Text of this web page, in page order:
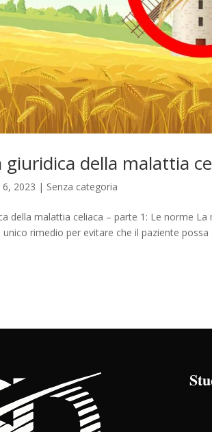
giuridica della malattia
2023 | Senza categoria
della malattia celiaca – parte 1: Le norme
unico rimedio per evitare che il paziente